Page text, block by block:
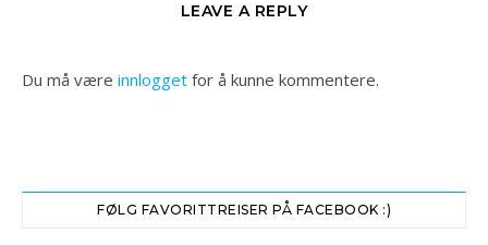
LEAVE A REPLY
Du må være innlogget for å kunne kommentere.
FØLG FAVORITTREISER PÅ FACEBOOK :)